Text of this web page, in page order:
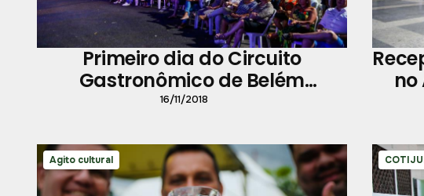
Primeiro dia do Circuito
Gastronômico de Belém
movimenta o Complexo Feliz
16/11/2018
Agito cultural